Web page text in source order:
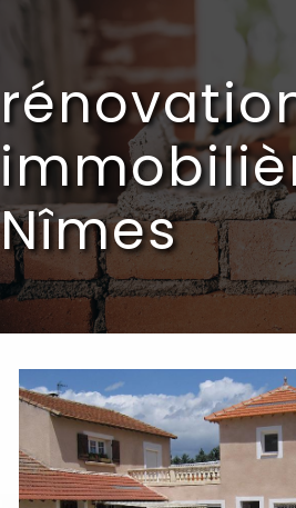
Panneau de gestion des cookies
Nîmes